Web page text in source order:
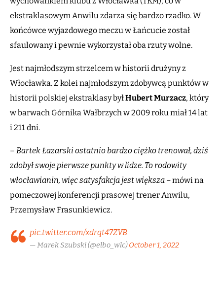
ekstraklasowym Anwilu zdarza się bardzo rzadko. W
końcówce wyjazdowego meczu w Łańcucie został
sfaulowany i pewnie wykorzystał oba rzuty wolne.
Jest najmłodszym strzelcem w historii drużyny z
Włocławka. Z kolei najmłodszym zdobywcą punktów w
historii polskiej ekstraklasy byłHubert Murzacz, który
w barwach Górnika Wałbrzych w 2009 roku miał 14 lat
i 211 dni.
– Bartek Łazarski ostatnio bardzo ciężko trenował, dziś
zdobył swoje pierwsze punkty w lidze. To rodowity
włocławianin, więc satysfakcja jest większa –mówi na
pomeczowej konferencji prasowej trener Anwilu,
Przemysław Frasunkiewicz.
pic.twitter.com/xdrqt47ZVB
— Marek Szubski (@elbo_wlc)October 1, 2022